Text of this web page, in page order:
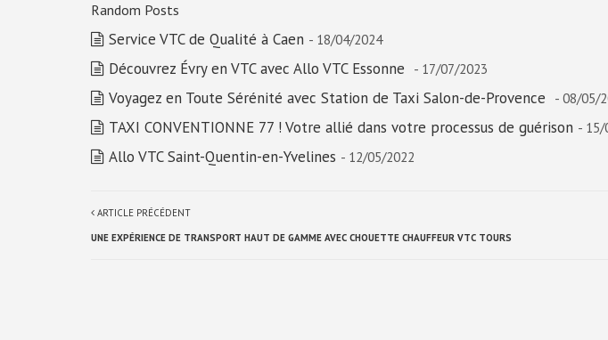
Random Posts
Service VTC de Qualité à Caen - 18/04/2024
Découvrez Évry en VTC avec Allo VTC Essonne - 17/07/2023
Voyagez en Toute Sérénité avec Station de Taxi Salon-de-Provence - 08/05/
TAXI CONVENTIONNE 77 ! Votre allié dans votre processus de guérison - 15/
Allo VTC Saint-Quentin-en-Yvelines - 12/05/2022
ARTICLE PRÉCÉDENT
UNE EXPÉRIENCE DE TRANSPORT HAUT DE GAMME AVEC CHOUETTE CHAUFFEUR VTC TOURS